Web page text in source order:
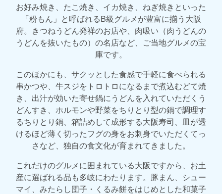
お好み焼き、たこ焼き、イカ焼き、ねぎ焼きといった
「粉もん」と呼ばれるB級グルメが豊富に揃う大阪
府。きつねうどん発祥のお店や、肉吸い（肉うどんの
うどんを抜いたもの）の名店など、ご当地グルメの宝
庫です。
このほかにも、サクッとした食感で手軽に食べられる
串かつや、牛スジをトロトロになるまで煮込むどて焼
き、出汁が効いた寄せ鍋にうどんを入れていただくう
どんすき、ホルモンや野菜をちりとり型の鍋で調理す
るちりとり鍋、箱詰めして成形する大阪寿司、皿が透
けるほど薄く切ったフグの身をお刺身でいただくてっ
さなど、独自の食文化が育まれてきました。
これだけのグルメに囲まれている大阪ですから、お土
産に選ばれる品も多岐にわたります。豚まん、シュー
マイ、みたらし団子・くるみ餅をはじめとした和菓子